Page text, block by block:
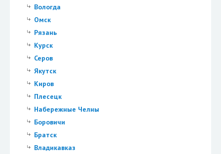
Вологда
Омск
Рязань
Курск
Серов
Якутск
Киров
Плесецк
Набережные Челны
Боровичи
Братск
Владикавказ